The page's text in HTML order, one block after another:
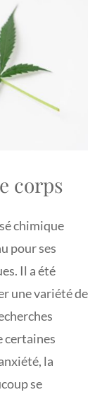
corps
chimique
pour ses
Il a été
une variété de
certaines
la
se